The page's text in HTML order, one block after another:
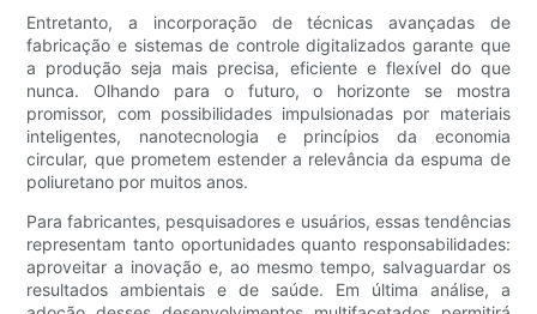
Entretanto, a incorporação de técnicas avançadas de
fabricação e sistemas de controle digitalizados garante que
a produção seja mais precisa, eficiente e flexível do que
nunca. Olhando para o futuro, o horizonte se mostra
promissor, com possibilidades impulsionadas por materiais
inteligentes, nanotecnologia e princípios da economia
circular, que prometem estender a relevância da espuma de
poliuretano por muitos anos.
Para fabricantes, pesquisadores e usuários, essas tendências
representam tanto oportunidades quanto responsabilidades:
aproveitar a inovação e, ao mesmo tempo, salvaguardar os
resultados ambientais e de saúde. Em última análise, a